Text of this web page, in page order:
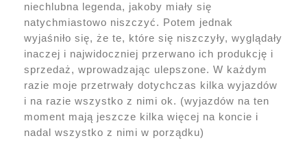
niechlubna legenda, jakoby miały się
natychmiastowo niszczyć. Potem jednak
wyjaśniło się, że te, które się niszczyły, wyglądały
inaczej i najwidoczniej przerwano ich produkcję i
sprzedaż, wprowadzając ulepszone. W każdym
razie moje przetrwały dotychczas kilka wyjazdów
i na razie wszystko z nimi ok. (wyjazdów na ten
moment mają jeszcze kilka więcej na koncie i
nadal wszystko z nimi w porządku)